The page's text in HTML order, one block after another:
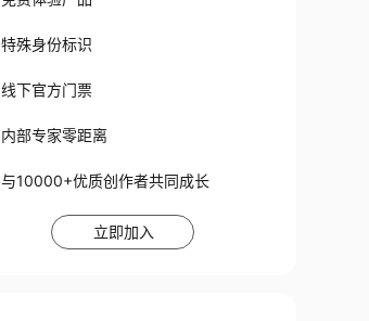
特殊身份标识
线下官方门票
内部专家零距离
与10000+优质创作者共同成长
立即加入